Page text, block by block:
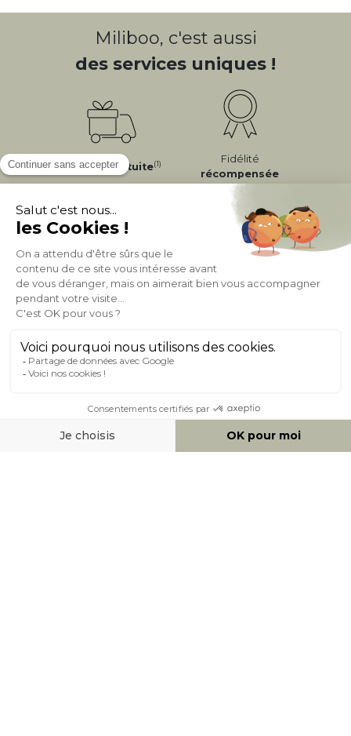
Miliboo, c'est aussi
des services uniques !
LivraisonGratuite(1)
Fidélité
récompensée
Expéditionen
24/72h
Appelez-nous Au
050 92 00 74